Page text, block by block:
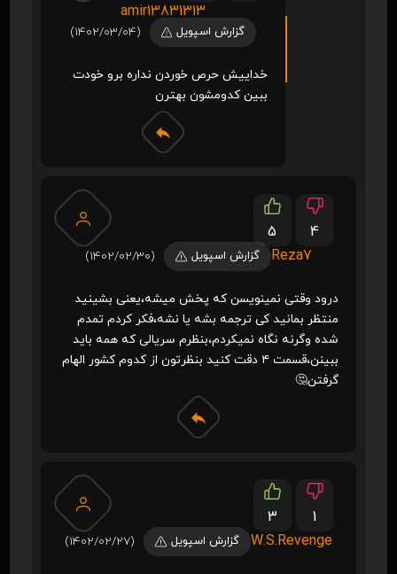
amir13831313
گزارش اسپویل (1402/03/04)
خداییش حرص خوردن نداره برو خودت
ببین کدومشون بهترن
5
4
Reza7
گزارش اسپویل (1402/02/30)
درود وقتی نمینویسن که پخش میشه،یعنی بشینید
منتظر بمانید کی ترجمه بشه یا نشه،فکر کردم تمدم
شده وگرنه نگاه نمیکردم،بنظرم سریالی که همه باید
ببینن،قسمت ۴ دقت کنید بنظرتون از کدوم کشور الهام
گرفتن🤔
3
1
W.S.Revenge
گزارش اسپویل (1402/02/27)